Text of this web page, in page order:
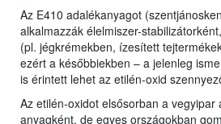
Az E410 adalékanyagot
alkalmazzák élelmiszer-
(pl. jégkrémekben, ízesített
ezért a későbbiekben – a jelenleg
is érintett lehet az etilén-oxid
Az etilén-oxidot elsősorban a
anyagként, de egyes országokban